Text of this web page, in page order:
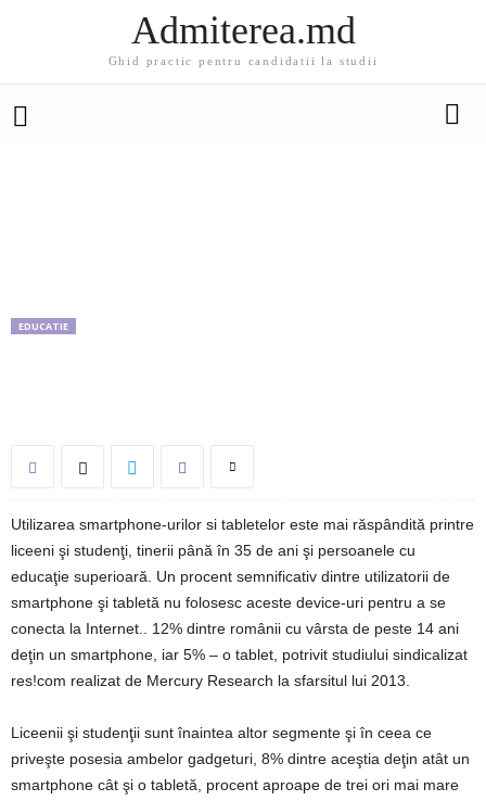
Admiterea.md
Ghid practic pentru candidatii la studii
EDUCATIE
Utilizarea smartphone-urilor si tabletelor este mai răspândită printre
liceeni şi studenţi, tinerii până în 35 de ani şi persoanele cu
educaţie superioară. Un procent semnificativ dintre utilizatorii de
smartphone şi tabletă nu folosesc aceste device-uri pentru a se
conecta la Internet.. 12% dintre românii cu vârsta de peste 14 ani
deţin un smartphone, iar 5% – o tablet, potrivit studiului sindicalizat
res!com realizat de Mercury Research la sfarsitul lui 2013.
Liceenii şi studenţii sunt înaintea altor segmente şi în ceea ce
priveşte posesia ambelor gadgeturi, 8% dintre aceştia deţin atât un
smartphone cât şi o tabletă, procent aproape de trei ori mai mare